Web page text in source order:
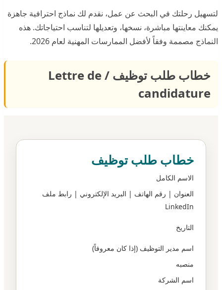
لتسهيل رحلتك في البحث عن عمل، نقدم لك نماذج احترافية جاهزة
يمكنك معاينتها مباشرة، نسخها، وتعديلها لتناسب احتياجاتك. هذه
النماذج مصممة وفقاً لأفضل الممارسات المهنية لعام 2026.
خطاب طلب توظيف / Lettre de
candidature
خطاب طلب توظيف
الاسم الكامل
العنوان | رقم الهاتف | البريد الإلكتروني | رابط ملف
LinkedIn
التاريخ
اسم مدير التوظيف (إذا كان معروفاً)
منصبه
اسم الشركة